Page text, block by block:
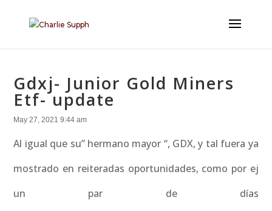
Gdxj- Junior Gold Miners
Etf- update
May 27, 2021 9:44 am
Al igual que su” hermano mayor “, GDX, y tal fuera ya
mostrado en reiteradas oportunidades, como por ej
un par de días